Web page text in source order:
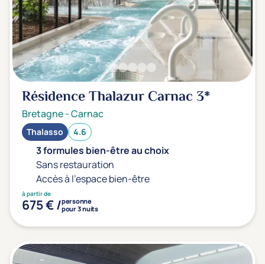
Résidence Thalazur Carnac 3*
Bretagne-Carnac
Thalasso 4.6
3 formules bien-être au choix
Sans restauration
Accès à l'espace bien-être
à partir de
675 € /personne
pour 3 nuits